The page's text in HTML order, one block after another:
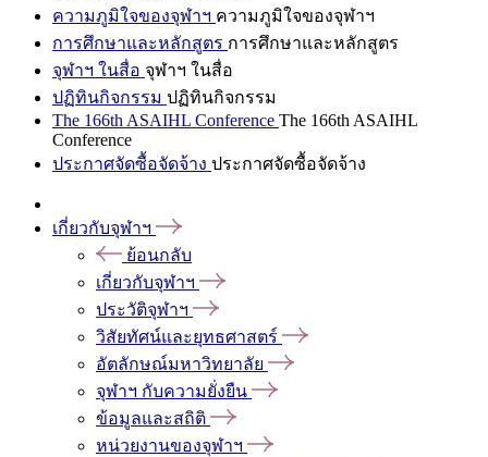
ความภูมิใจของจุฬาฯ ความภูมิใจของจุฬาฯ
การศึกษาและหลักสูตร การศึกษาและหลักสูตร
จุฬาฯ ในสื่อ จุฬาฯ ในสื่อ
ปฏิทินกิจกรรม ปฏิทินกิจกรรม
The 166th ASAIHL Conference The 166th ASAIHL
Conference
ประกาศจัดซื้อจัดจ้าง ประกาศจัดซื้อจัดจ้าง
เกี่ยวกับจุฬาฯ
ย้อนกลับ
เกี่ยวกับจุฬาฯ
ประวัติจุฬาฯ
วิสัยทัศน์และยุทธศาสตร์
อัตลักษณ์มหาวิทยาลัย
จุฬาฯ กับความยั่งยืน
ข้อมูลและสถิติ
หน่วยงานของจุฬาฯ